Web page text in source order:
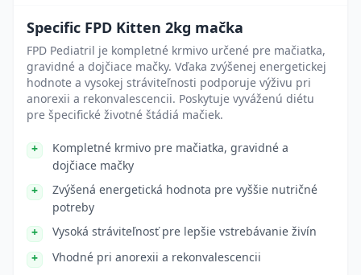
Specific FPD Kitten 2kg mačka
FPD Pediatril je kompletné krmivo určené pre mačiatka,
gravidné a dojčiace mačky. Vďaka zvýšenej energetickej
hodnote a vysokej stráviteľnosti podporuje výživu pri
anorexii a rekonvalescencii. Poskytuje vyváženú diétu
pre špecifické životné štádiá mačiek.
Kompletné krmivo pre mačiatka, gravidné a
dojčiace mačky
Zvýšená energetická hodnota pre vyššie nutričné
potreby
Vysoká stráviteľnosť pre lepšie vstrebávanie živín
Vhodné pri anorexii a rekonvalescencii